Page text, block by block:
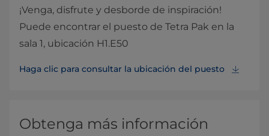
¡Venga, disfrute y desborde de inspiración!
Puede encontrar el puesto de Tetra Pak en la
sala 1, ubicación H1.E50
Haga clic para consultar la ubicación del puesto
Obtenga más información